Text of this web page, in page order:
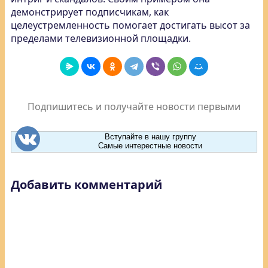
демонстрирует подписчикам, как
целеустремленность помогает достигать высот за
пределами телевизионной площадки.
Подпишитесь и получайте новости первыми
Вступайте в нашу группу
Самые интерестные новости
Добавить комментарий